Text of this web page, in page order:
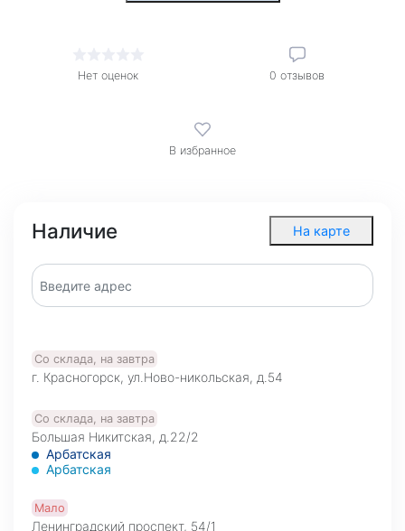
Нет оценок 0 отзывов
В избранное
Наличие На карте
Со склада, на завтра
г. Красногорск, ул.Ново-никольская, д.54
Со склада, на завтра
Большая Никитская, д.22/2
Арбатская
Арбатская
Мало
Ленинградский проспект, 54/1